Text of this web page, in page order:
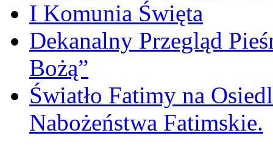
I Komunia Święta
Dekanalny Przegląd
Bożą”
Światło Fatimy na
Nabożeństwa Fatimskie.